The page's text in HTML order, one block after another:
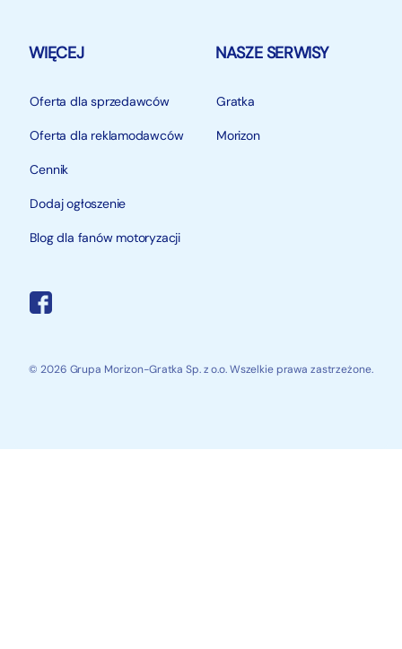
WIĘCEJ
Oferta dla sprzedawców
Oferta dla reklamodawców
Cennik
Dodaj ogłoszenie
Blog dla fanów motoryzacji
NASZE SERWISY
Gratka
Morizon
© 2026 Grupa Morizon-Gratka Sp. z o.o. Wszelkie prawa zastrzeżone.